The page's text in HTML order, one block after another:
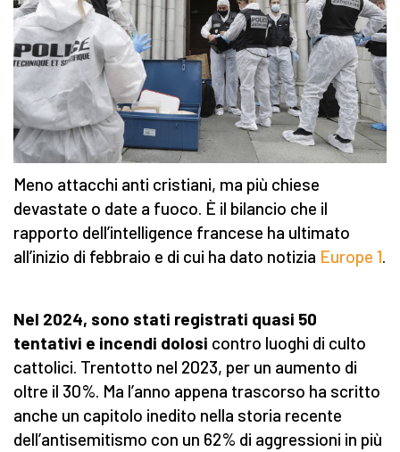
Meno attacchi anti cristiani, ma più chiese
devastate o date a fuoco. È il bilancio che il
rapporto dell’intelligence francese ha ultimato
all’inizio di febbraio e di cui ha dato notizia Europe 1.
Nel 2024, sono stati registrati quasi 50
tentativi e incendi dolosi contro luoghi di culto
cattolici. Trentotto nel 2023, per un aumento di
oltre il 30%. Ma l’anno appena trascorso ha scritto
anche un capitolo inedito nella storia recente
dell’antisemitismo con un 62% di aggressioni in più